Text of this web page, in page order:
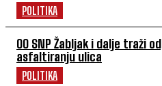
POLITIKA
OO SNP Žabljak i dalje traži
asfaltiranju ulica
POLITIKA